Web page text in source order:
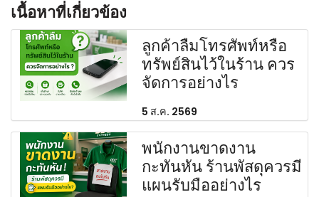
เนื้อหาที่เกี่ยวข้อง
ลูกค้าลืมโทรศัพท์หรือ
ทรัพย์สินไว้ในร้าน ควร
จัดการอย่างไร
5 ส.ค. 2569
พนักงานขาดงาน
กะทันหัน ร้านพัสดุควรมี
แผนรับมืออย่างไร